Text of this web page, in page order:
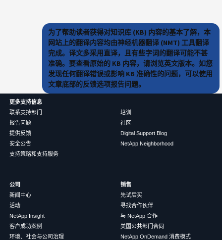
为了帮助读者获得对知识库 (KB) 内容的基本了解，本
网站上的翻译内容均由神经机器翻译 (NMT) 工具翻译
完成。译文多采用直译，且有些字词的翻译可能不甚
准确。要查看原始的 KB 内容，请浏览英文版本。如您
发现任何翻译错误或影响 KB 准确性的问题，可以使用
文章底部的反馈选项报告问题。
更多支持信息
联系支持部门
报告问题
提供反馈
安全公告
支持策略和支持服务
培训
社区
Digital Support Blog
NetApp Neighborhood
公司
新闻中心
活动
NetApp Insight
客户成功案例
环境、社会与公司治理
销售
先试后买
寻找合作伙伴
与 NetApp 合作
美国公共部门合同
NetApp OnDemand 消费模式